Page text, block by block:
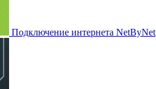
Подключение интернета NetByNet